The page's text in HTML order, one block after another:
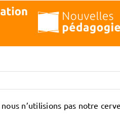
n’utilisions pas notre